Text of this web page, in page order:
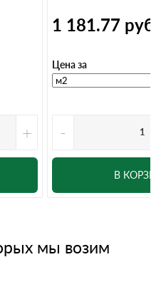
+
1 181.77 руб
Цена за
-
В
мы возим